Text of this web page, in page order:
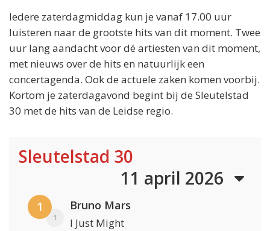
Iedere zaterdagmiddag kun je vanaf 17.00 uur
luisteren naar de grootste hits van dit moment. Twee
uur lang aandacht voor dé artiesten van dit moment,
met nieuws over de hits en natuurlijk een
concertagenda. Ook de actuele zaken komen voorbij.
Kortom je zaterdagavond begint bij de Sleutelstad
30 met de hits van de Leidse regio.
Sleutelstad 30
11 april 2026
1
1
Bruno Mars
I Just Might